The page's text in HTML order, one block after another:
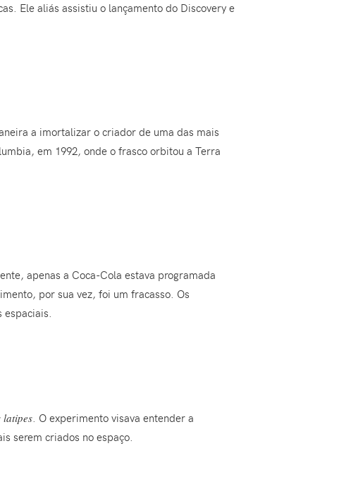
Ele aliás assistiu o lançamento do Discovery e
a imortalizar o criador de uma das mais
em 1992, onde o frasco orbitou a Terra
apenas a Coca-Cola estava programada
por sua vez, foi um fracasso. Os
espaciais.
latipes. O experimento visava entender a
serem criados no espaço.